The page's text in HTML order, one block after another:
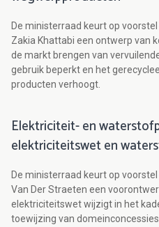
De ministerraad keurt op
Zakia Khattabi een ontwerp van
de markt brengen van
gebruik beperkt en het
producten verhoogt.
Elektriciteit- en
elektriciteitswet en
De ministerraad keurt op
Van Der Straeten een
elektriciteitswet wijzigt in het
toewijzing van